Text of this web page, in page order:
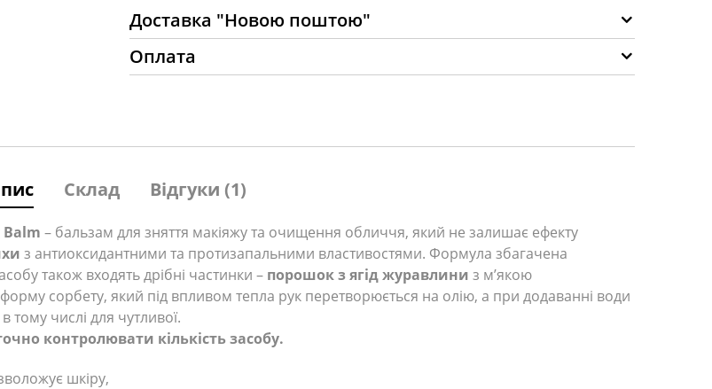
Доставка "Новою поштою"
Оплата
Склад Відгуки (1)
– бальзам для зняття макіяжу та очищення обличчя, який не залишає ефекту
з антиоксидантними та протизапальними властивостями. Формула збагачена
також входять дрібні частинки – порошок з ягід журавлини з м’якою
сорбету, який під впливом тепла рук перетворюється на олію, а при додаванні води
тому числі для чутливої.
контролювати кількість засобу.
шкіру,